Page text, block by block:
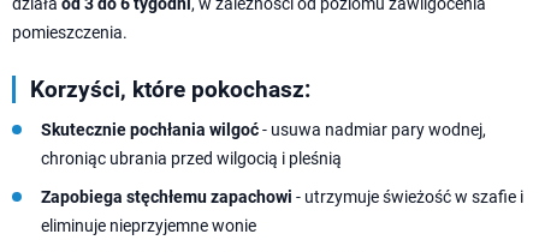
pomieszczenia.
Korzyści, które pokochasz:
Skutecznie pochłania wilgoć- usuwa nadmiar pary wodnej,
chroniąc ubrania przed wilgocią i pleśnią
Zapobiega stęchłemu zapachowi - utrzymuje świeżość w szafie i
eliminuje nieprzyjemne wonie